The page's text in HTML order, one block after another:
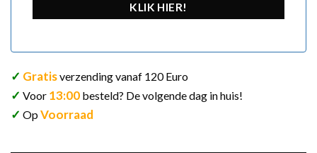
KLIK HIER!
✓ Gratisverzending vanaf 120 Euro
✓ Voor 13:00 besteld? De volgende dag in huis!
✓ OpVoorraad